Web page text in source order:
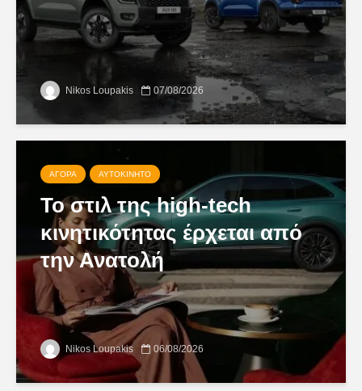
Nikos Loupakis 07/08/2026
ΑΓΟΡΆ ΑΥΤΟΚΊΝΗΤΟ
Το στιλ της high-tech
κινητικότητας έρχεται από
την Ανατολή
Nikos Loupakis 06/08/2026